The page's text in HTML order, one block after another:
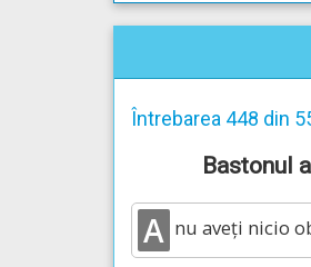
Întrebarea 448 din
Bastonul
A nu aveți nicio